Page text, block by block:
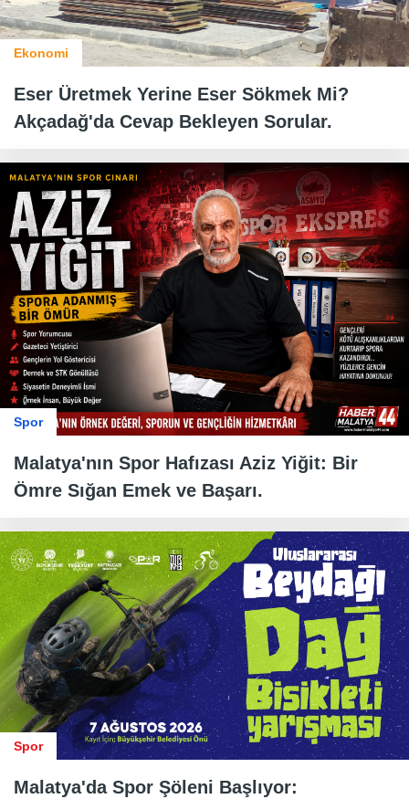
Ekonomi
Eser Üretmek Yerine Eser Sökmek Mi?
Akçadağ'da Cevap Bekleyen Sorular.
Spor
Malatya'nın Spor Hafızası Aziz Yiğit: Bir
Ömre Sığan Emek ve Başarı.
Spor
Malatya'da Spor Şöleni Başlıyor: